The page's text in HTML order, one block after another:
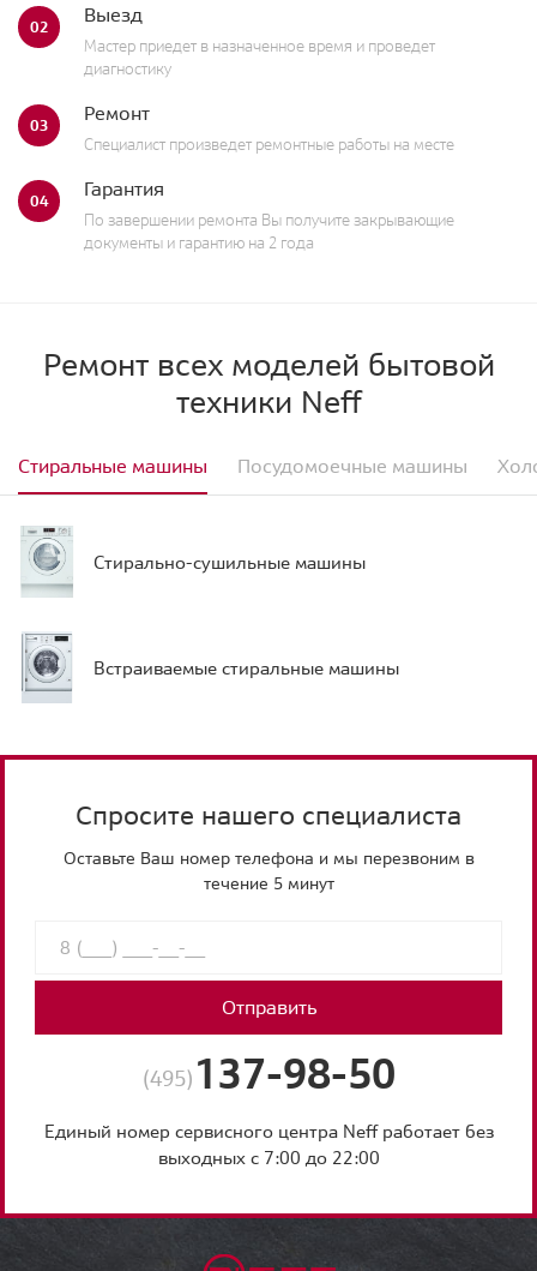
02 Выезд
Мастер приедет в назначенное время и проведет
диагностику
03 Ремонт
Специалист произведет ремонтные работы на месте
04 Гарантия
По завершении ремонта Вы получите закрывающие
документы и гарантию на 2 года
Ремонт всех моделей бытовой
техники Neff
Стиральные машины Посудомоечные машины
Стирально-сушильные машины
Встраиваемые стиральные машины
Спросите нашего специалиста
Оставьте Ваш номер телефона и мы перезвоним в
течение 5 минут
Отправить
(495) 137-98-50
Единый номер сервисного центра Neff работает без
выходных с 7:00 до 22:00